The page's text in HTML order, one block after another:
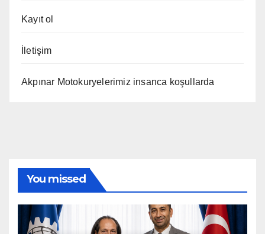
Kayıt ol
İletişim
Akpınar Motokuryelerimiz insanca koşullarda
You missed